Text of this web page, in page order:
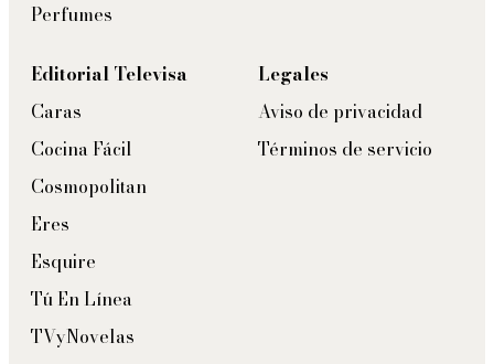
Perfumes
Editorial Televisa
Caras
Cocina Fácil
Cosmopolitan
Eres
Esquire
Tú En Línea
TVyNovelas
Legales
Aviso de privacidad
Términos de servicio